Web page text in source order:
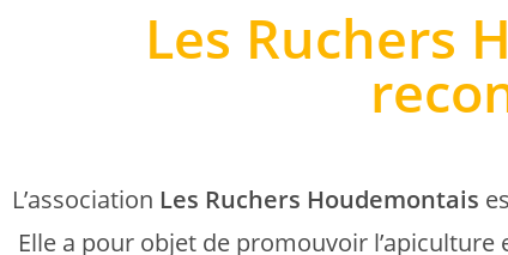
Les Ruchers
L’association Les Ruchers Houdemontais
Elle a pour objet de promouvoir l’apiculture